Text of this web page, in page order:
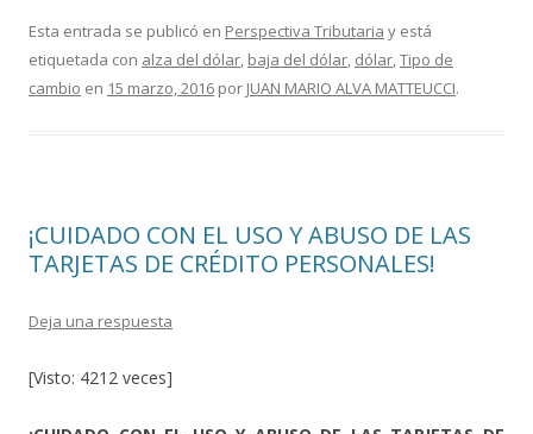
e
b
itt
er
m
p
Esta entrada se publicó en Perspectiva Tributaria y está
etiquetada con alza del dólar, baja del dólar, dólar,Tipo de
cambio en 15 marzo, 2016 por JUAN MARIO ALVA MATTEUCCI.
¡CUIDADO CON EL USO Y ABUSO DE LAS
TARJETAS DE CRÉDITO PERSONALES!
Deja una respuesta
[Visto: 4212 veces]